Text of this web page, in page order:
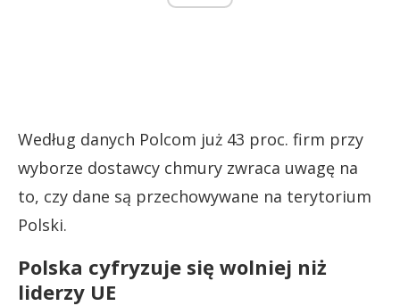
Według danych Polcom już 43 proc. firm przy
wyborze dostawcy chmury zwraca uwagę na
to, czy dane są przechowywane na terytorium
Polski.
Polska cyfryzuje się wolniej niż
liderzy UE